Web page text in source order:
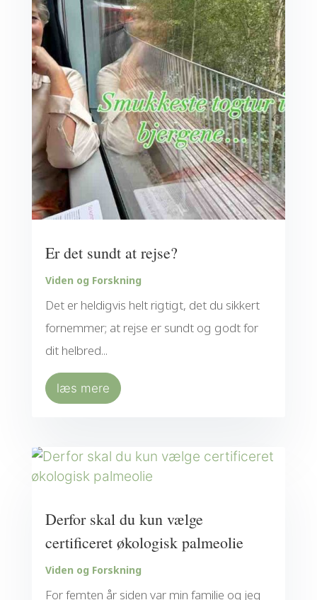
Er det sundt at rejse?
Viden og Forskning
Det er heldigvis helt rigtigt, det du sikkert
fornemmer; at rejse er sundt og godt for
dit helbred...
læs mere
Derfor skal du kun vælge
certificeret økologisk palmeolie
Viden og Forskning
For femten år siden var min familie og jeg